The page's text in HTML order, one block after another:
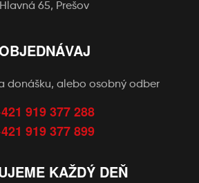
Hlavná 65, Prešov
donášku, alebo osobný odber
919 377 288
919 377 899
KAŽDÝ DEŇ